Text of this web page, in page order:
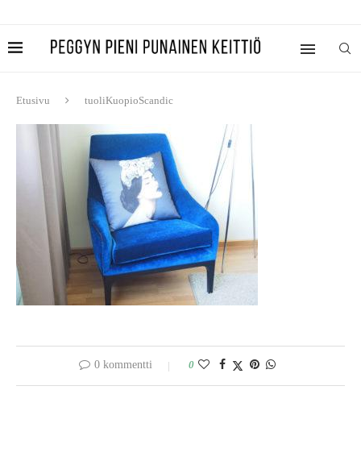
Etusivu tuoliKuopioScandic
0 kommentti 0